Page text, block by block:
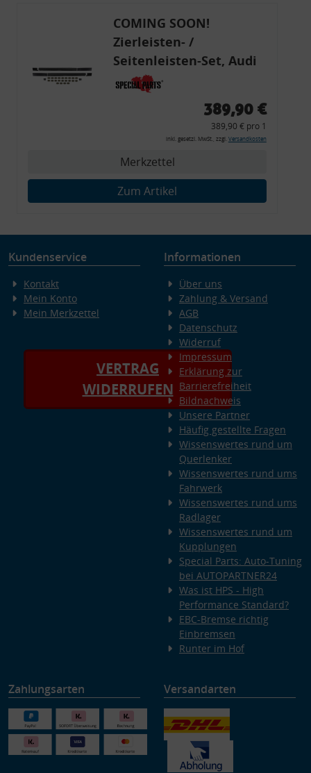
COMING SOON!
Zierleisten- /
Seitenleisten-Set, Audi
80 Cabrio, Coupe, S2, (6x
Zierleiste, 2x Kappe,
Montagewerkzeug)
389,90 €
389,90 € pro 1
inkl. gesetzl. MwSt., zzgl. Versandkosten
Merkzettel
Zum Artikel
Kundenservice
Kontakt
Mein Konto
Mein Merkzettel
VERTRAG
WIDERRUFEN
Informationen
Über uns
Zahlung & Versand
AGB
Datenschutz
Widerruf
Impressum
Erklärung zur
Barrierefreiheit
Bildnachweis
Unsere Partner
Häufig gestellte Fragen
Wissenswertes rund um
Querlenker
Wissenswertes rund ums
Fahrwerk
Wissenswertes rund ums
Radlager
Wissenswertes rund um
Kupplungen
Special Parts: Auto-Tuning
bei AUTOPARTNER24
Was ist HPS - High
Performance Standard?
EBC-Bremse richtig
Einbremsen
Runter im Hof
Zahlungsarten Versandarten